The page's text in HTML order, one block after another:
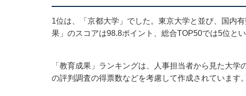
1位は、「京都大学」でした。東京大学と並び、国内
果」のスコアは98.8ポイント、総合TOP50では5位とい
「教育成果」ランキングは、人事担当者から見た大
の評判調査の得票数などを考慮して作成されています。